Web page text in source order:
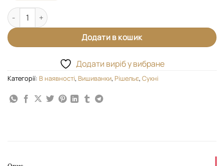
Сукня "Рішельє" блакитна А1 кількість
Додати в кошик
Додати виріб у вибране
Категорії: В наявності, Вишиванки, Рішельє, Сукні